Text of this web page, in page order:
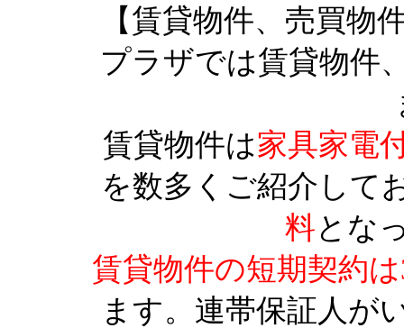
【賃貸物件、売買物
プラザでは賃貸物件
賃貸物件は家具家電
を数多くご紹介して
料とな
賃貸物件の短期契約
ます。連帯保証人が